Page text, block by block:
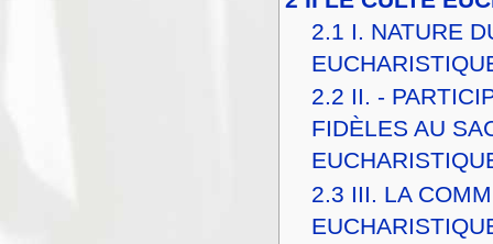
2.1 I. NATURE
2.2 II. -
FIDÈLES AU
2.3 III. LA